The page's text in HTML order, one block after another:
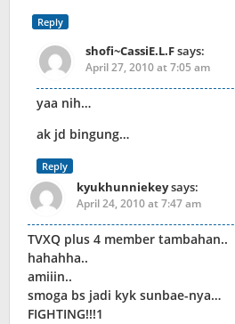
Reply
shofi~CassiE.L.Fsays:
April 27, 2010 at 7:05 am
yaa nih…
ak jd bingung…
Reply
kyukhunniekeysays:
April 24, 2010 at 7:47 am
TVXQ plus 4 member tambahan..
hahahha..
amiiin..
smoga bs jadi kyk sunbae-nya…
FIGHTING!!!1